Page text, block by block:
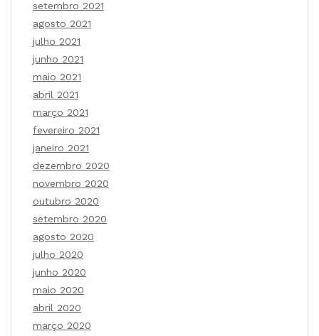
setembro 2021
agosto 2021
julho 2021
junho 2021
maio 2021
abril 2021
março 2021
fevereiro 2021
janeiro 2021
dezembro 2020
novembro 2020
outubro 2020
setembro 2020
agosto 2020
julho 2020
junho 2020
maio 2020
abril 2020
março 2020